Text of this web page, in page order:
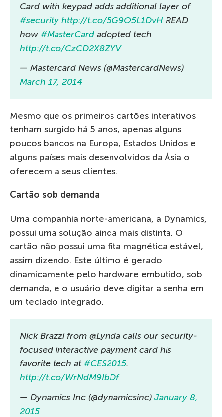
Card with keypad adds additional layer of
#security http://t.co/5G9O5L1DvH READ
how #MasterCard adopted tech
http://t.co/CzCD2X8ZYV
— Mastercard News (@MastercardNews)
March 17, 2014
Mesmo que os primeiros cartões interativos
tenham surgido há 5 anos, apenas alguns
poucos bancos na Europa, Estados Unidos e
alguns países mais desenvolvidos da Ásia o
oferecem a seus clientes.
Cartão sob demanda
Uma companhia norte-americana, a Dynamics,
possui uma solução ainda mais distinta. O
cartão não possui uma fita magnética estável,
assim dizendo. Este último é gerado
dinamicamente pelo hardware embutido, sob
demanda, e o usuário deve digitar a senha em
um teclado integrado.
Nick Brazzi from @Lynda calls our security-
focused interactive payment card his
favorite tech at#CES2015.
http://t.co/WrNdM9IbDf
— Dynamics Inc (@dynamicsinc) January 8,
2015